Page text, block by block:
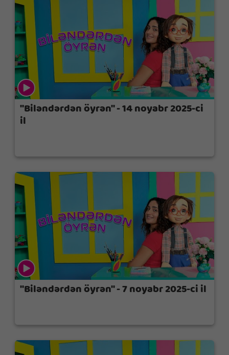
"Biləndərdən öyrən" - 14 noyabr 2025-ci
il
"Biləndərdən öyrən" - 7 noyabr 2025-ci il